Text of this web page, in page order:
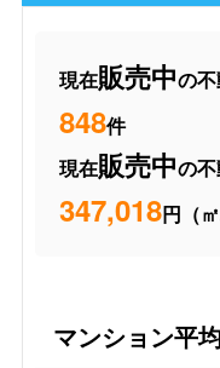
現在販売中の
848件
現在販売中の
347,018円（
マンション平